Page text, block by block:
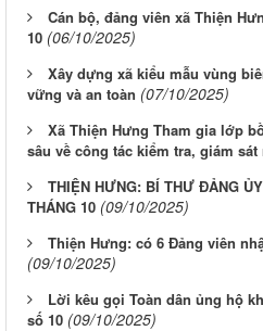
Cán bộ, đảng viên xã Thiện
10 (06/10/2025)
Xây dựng xã kiểu mẫu vùng
vững và an toàn (07/10/2025)
Xã Thiện Hưng Tham gia lớp
sâu về công tác kiểm tra, giám sát
THIỆN HƯNG: BÍ THƯ ĐẢNG
THÁNG 10 (09/10/2025)
Thiện Hưng: có 6 Đảng viên
(09/10/2025)
Lời kêu gọi Toàn dân ủng hộ
số 10 (09/10/2025)